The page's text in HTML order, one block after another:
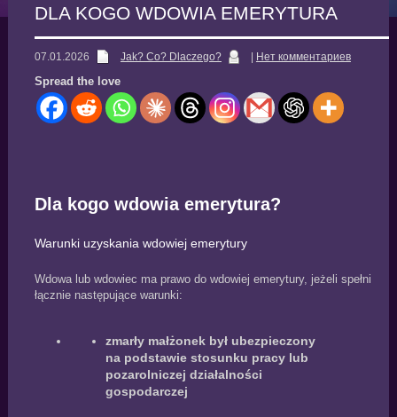
DLA KOGO WDOWIA EMERYTURA
07.01.2026 Jak? Co? Dlaczego? Нет комментариев
Spread the love
Dla kogo wdowia emerytura?
Warunki uzyskania wdowiej emerytury
Wdowa lub wdowiec ma prawo do wdowiej emerytury, jeżeli spełni
łącznie następujące warunki:
zmarły małżonek był ubezpieczony
na podstawie stosunku pracy lub
pozarolniczej działalności
gospodarczej